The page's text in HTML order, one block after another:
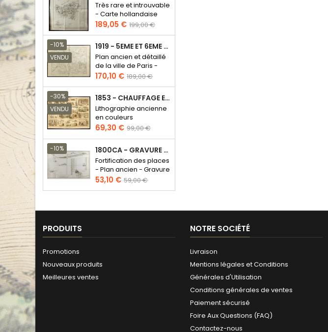
Très rare et introuvable
- Carte hollandaise
Prix
189,05 € Prix
de
base
199,00 €
-10%
VENDU
1919 - 5EME ET 6EME ARRONDISSEMENT DE PARIS
Plan ancien et détaillé
de la ville de Paris -
Odéon - Sorbonne
Prix
170,10 € Prix
de
base
189,00 €
-30%
VENDU
1853 - CHAUFFAGE ET ÉCLAIRAGE (LITHOGRAPHIE)
Lithographie ancienne
en couleurs
Prix
69,30 € Prix
de
base
99,00 €
-10% 1800CA - GRAVURE ARCHITECTURE MILITAIRE - ATTAQUE ET DÉFENSE
Fortification des places
- Plan ancien - Gravure
en taille douce
Prix
53,10 € Prix
de
59,00 €
PRODUITS
Promotions
Nouveaux produits
Meilleures ventes
NOTRE SOCIÉTÉ
Livraison
Mentions légales et Conditions
Générales d'Utilisation
Conditions générales de ventes
Paiement sécurisé
Foire Aux Questions (FAQ)
Contactez-nous